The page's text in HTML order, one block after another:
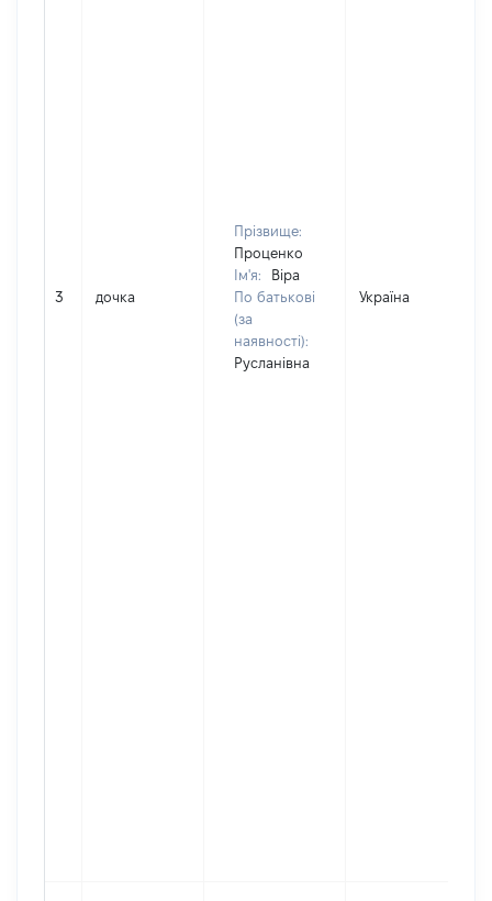
3 дочка
Прізвище:
Проценко
Ім'я:
Віра
По батькові
(за
наявності):
Русланівна
Україна